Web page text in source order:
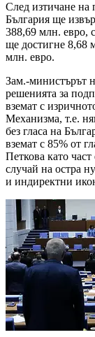
След изтичане на
България ще
388,69 млн. евро,
ще достигне 8,68
млн. евро.
Зам.-министърът
решенията за
вземат с
Механизма, т.е.
без гласа на
вземат с 85% от
Петкова като
случай на остра
и индиректни